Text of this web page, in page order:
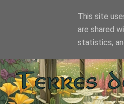
This site
are shared
statistics,